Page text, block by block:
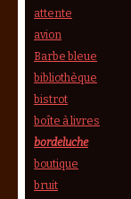
attente
avion
Barbe bleue
bibliothèque
bistrot
boîte à livres
bordeluche
boutique
bruit